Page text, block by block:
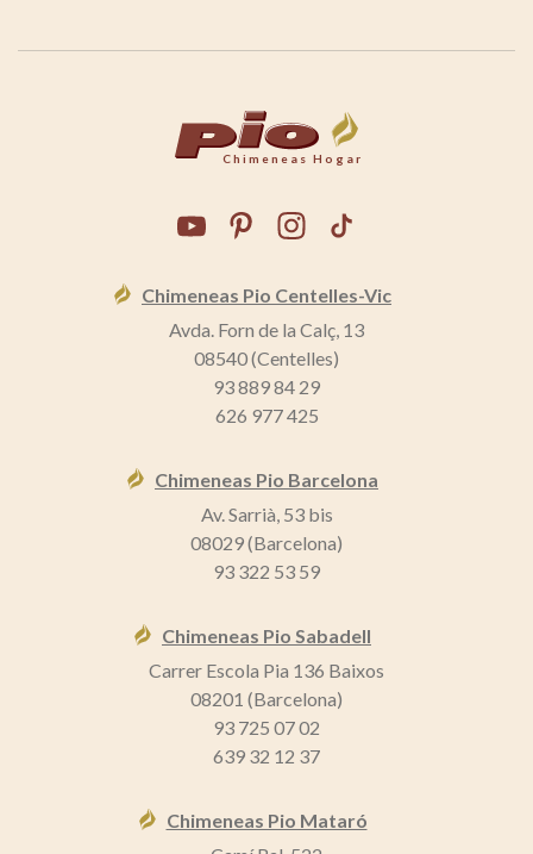
Chimeneas Hogar
Chimeneas Pio Centelles-Vic
Avda. Forn de la Calç, 13
08540 (Centelles)
93 889 84 29
626 977 425
Chimeneas Pio Barcelona
Av. Sarrià, 53 bis
08029 (Barcelona)
93 322 53 59
Chimeneas Pio Sabadell
Carrer Escola Pia 136 Baixos
08201 (Barcelona)
93 725 07 02
639 32 12 37
Chimeneas Pio Mataró